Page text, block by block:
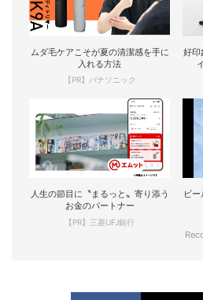
ムダ毛ケアこそが夏の清潔感を手に
入れる方法
【PR】パナソニック
好印
人生の節目に〝まるっと〟寄り添う
お金のパートナー
【PR】三菱UFJ銀行
ビ